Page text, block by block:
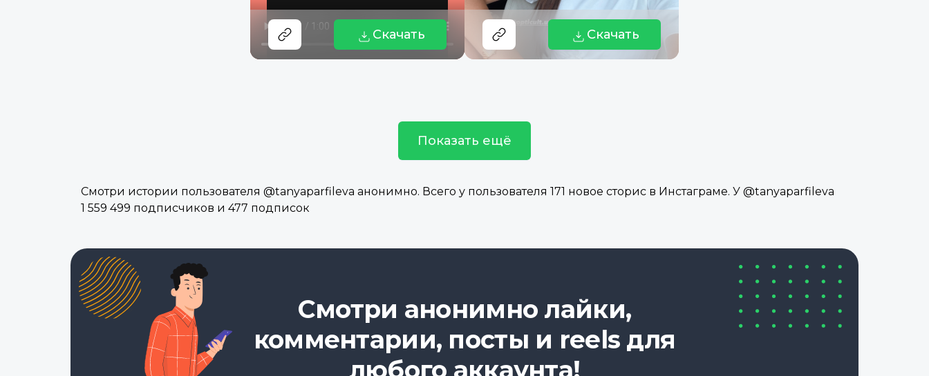
Скачать Скачать
Показать ещё
Смотри истории пользователя @tanyaparfileva анонимно. Всего у пользователя 171 новое сторис в Инстаграме. У @tanyaparfileva
1 559 499 подписчиков и 477 подписок
Смотри анонимно лайки,
комментарии, посты и reels для